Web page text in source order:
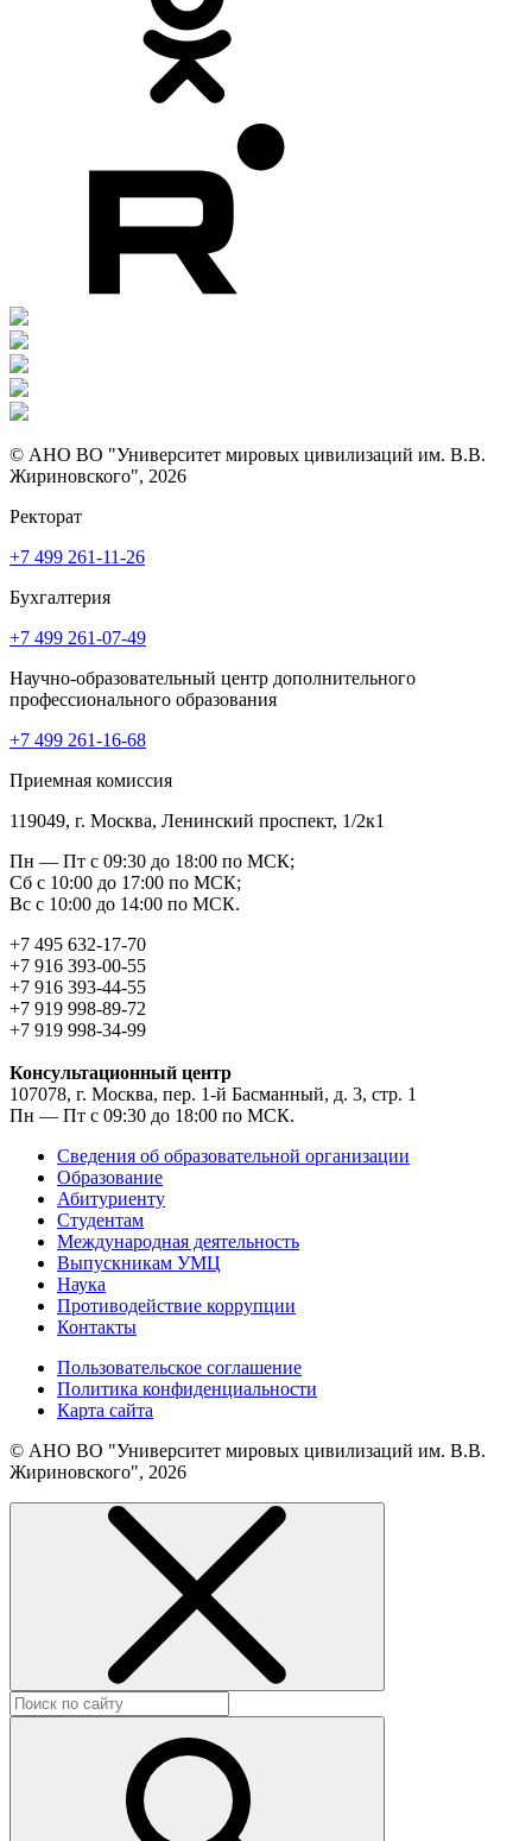
© АНО ВО "Университет мировых цивилизаций им. В.В.
Жириновского", 2026
Ректорат
+7 499 261-11-26
Бухгалтерия
+7 499 261-07-49
Научно-образовательный центр дополнительного
профессионального образования
+7 499 261-16-68
Приемная комиссия
119049, г. Москва, Ленинский проспект, 1/2к1
Пн — Пт с 09:30 до 18:00 по МСК;
Сб с 10:00 до 17:00 по МСК;
Вс с 10:00 до 14:00 по МСК.
+7 495 632-17-70
+7 916 393-00-55
+7 916 393-44-55
+7 919 998-89-72
+7 919 998-34-99
Консультационный центр
107078, г. Москва, пер. 1-й Басманный, д. 3, стр. 1
Пн — Пт с 09:30 до 18:00 по МСК.
Сведения об образовательной организации
Образование
Абитуриенту
Студентам
Международная деятельность
Выпускникам УМЦ
Наука
Противодействие коррупции
Контакты
Пользовательское соглашение
Политика конфиденциальности
Карта сайта
© АНО ВО "Университет мировых цивилизаций им. В.В.
Жириновского", 2026